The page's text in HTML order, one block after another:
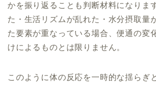
かを振り返ることも判断材料になりま
た・生活リズムが乱れた・水分摂取量
た要素が重なっている場合、便通の変
けによるものとは限りません。
このように体の反応を一時的な揺らぎ